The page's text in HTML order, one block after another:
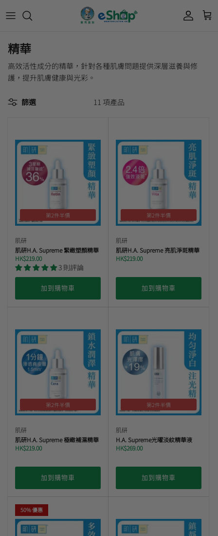
所有產品
面部護理
身體護理
頭髮護理
所有產品
護膚用品
個人護理用品
保健產品
Mentholatum
Labo
品牌歷史及企業宗旨
為消費者提供潤唇膏、男士護膚、女士護膚、
防曬、抗痘等護膚品、50惠養髮及樂敦眼藥水
藥品等產品，以滿足香港不同消費者的需要。
按此細看品牌故事
曼秀雷敦
Acnes 優惠券
Oxy 優惠券
肌研極潤保濕冰感霜優惠券
會員獎賞計劃
積分兌換獎賞教學
🎊會員快閃優惠💌
最新限定🔥
50惠 優惠
肌研 Hada Labo 優惠
短期貨特價區
精華
高效活性成分的精華，針對各種肌膚問題提供深層滋養與修
護，提升肌膚健康與光彩。
篩選 11 項產品
第2件半價
肌研
肌研H.A. Supreme 緊緻塑顏精華
HK$219.00
3 則評論
加到購物車
第2件半價
肌研
肌研H.A. Supreme 亮肌淨斑精華
HK$219.00
加到購物車
第2件半價
肌研
肌研H.A. Supreme 極緻補濕精華
HK$219.00
加到購物車
第2件半價
肌研
H.A. Supreme光曜淡紋精華液
HK$269.00
加到購物車
50% 優惠